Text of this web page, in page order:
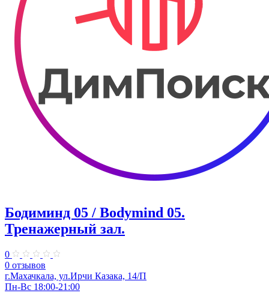
Бодиминд 05 / Bodymind 05.
Тренажерный зал.
0
0 отзывов
г.Махачкала, ул.Ирчи Казака, 14/П
Пн-Вс 18:00-21:00